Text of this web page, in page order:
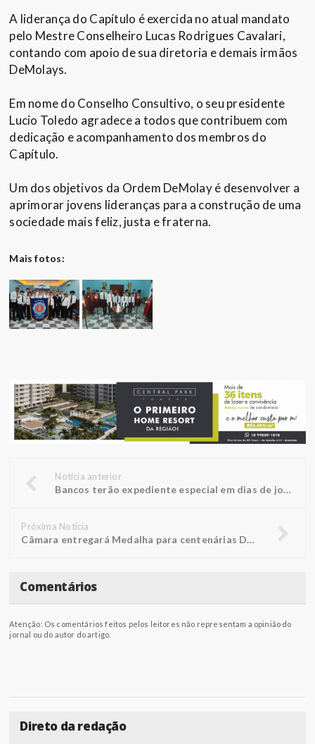
A liderança do Capítulo é exercida no atual mandato
pelo Mestre Conselheiro Lucas Rodrigues Cavalari,
contando com apoio de sua diretoria e demais irmãos
DeMolays.
Em nome do Conselho Consultivo, o seu presidente
Lucio Toledo agradece a todos que contribuem com
dedicação e acompanhamento dos membros do
Capítulo.
Um dos objetivos da Ordem DeMolay é desenvolver a
aprimorar jovens lideranças para a construção de uma
sociedade mais feliz, justa e fraterna.
Mais fotos:
Notícia anterior
Bancos terão expediente especial em dias de jogos da seleção na Copa
Próxima Notícia
Câmara entregará Medalha para centenárias Doralice e Rosália
Comentários
Atenção: Os comentários feitos pelos leitores não representam a opinião do
jornal ou do autor do artigo.
Direto da redação